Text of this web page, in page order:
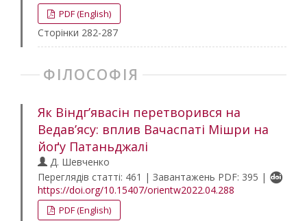
PDF (English)
Сторінки 282-287
ФІЛОСОФІЯ
Як Віндг’явасін перетворився на
Ведав’ясу: вплив Вачаспаті Мішри на
йоґу Патаньджалі
Д. Шевченко
Переглядів статті: 461 | Завантажень PDF: 395 |
https://doi.org/10.15407/orientw2022.04.288
PDF (English)